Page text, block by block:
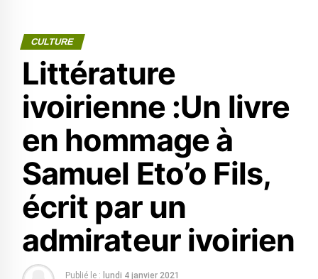
CULTURE
Littérature
ivoirienne :Un livre
en hommage à
Samuel Eto’o Fils,
écrit par un
admirateur ivoirien
Publié le : lundi 4 janvier 2021